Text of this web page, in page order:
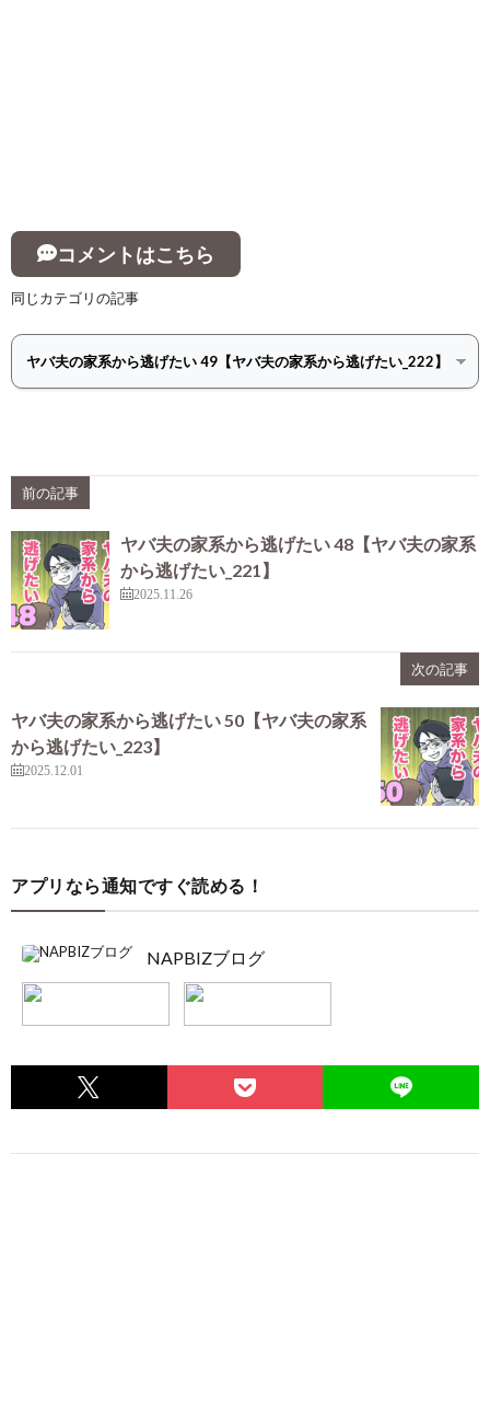
コメントはこちら
同じカテゴリの記事
前の記事
ヤバ夫の家系から逃げたい 48【ヤバ夫の家系
から逃げたい_221】
2025.11.26
次の記事
ヤバ夫の家系から逃げたい 50【ヤバ夫の家系
から逃げたい_223】
2025.12.01
アプリなら通知ですぐ読める！
NAPBIZブログ